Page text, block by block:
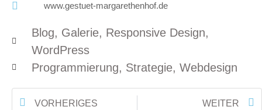
www.gestuet-margarethenhof.de
Blog, Galerie, Responsive Design,
WordPress
Programmierung, Strategie, Webdesign
VORHERIGES WEITER